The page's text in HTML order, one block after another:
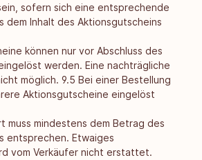
sofern sich eine entsprechende
dem Inhalt des Aktionsgutscheins
können nur vor Abschluss des
werden. Eine nachträgliche
möglich. 9.5 Bei einer Bestellung
Aktionsgutscheine eingelöst
muss mindestens dem Betrag des
entsprechen. Etwaiges
vom Verkäufer nicht erstattet.